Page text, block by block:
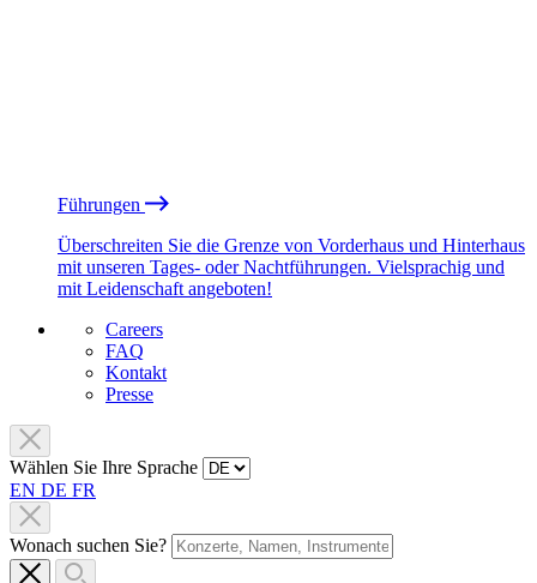
Führungen
Überschreiten Sie die Grenze von Vorderhaus und Hinterhaus
mit unseren Tages- oder Nachtführungen. Vielsprachig und
mit Leidenschaft angeboten!
Careers
FAQ
Kontakt
Presse
Wählen Sie Ihre Sprache
EN DE FR
Wonach suchen Sie?